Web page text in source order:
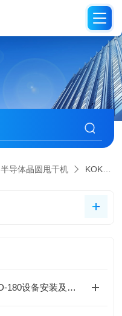
半导体晶圆甩干机 KOKUSAN科库森
KOKUSAN远心干燥机 科库森SPD-180设备安装及操作维保注意事项